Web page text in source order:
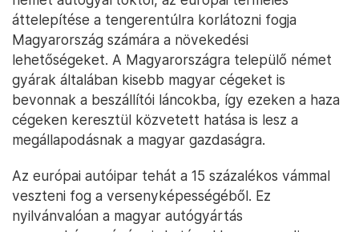
lesznek változások a következő években. Ahogy
arról már több német gyártó – BMW, Mercedes,
Audi – korábban is beszélt, biztosan fognak
áttelepülni gyártókapacitások az Egyesült
Államokba. Gazdasági szempontból persze az a
reális, hogy az USA-ban népszerű modellek
gyártásának egy részét fogják átvinni.
gazdaság is megérezheti majd a megállapodás
hatásait. Miután a hazai ipar jelentősen függ a
német autógyártóktól, az európai termelés